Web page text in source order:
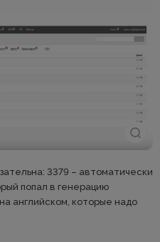
3379 – автоматически
попал в генерацию
английском, которые надо